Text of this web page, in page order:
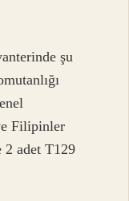
şu
Filipinler
2 adet T129